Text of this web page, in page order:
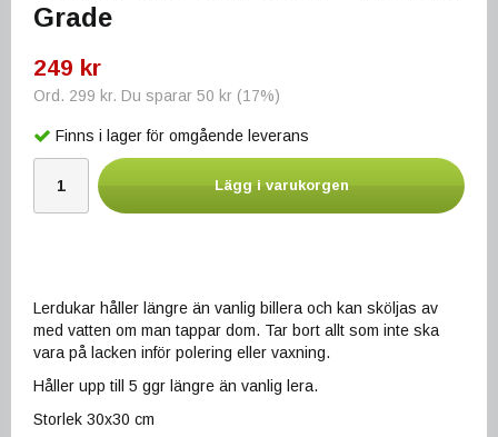
Grade
249 kr
Ord. 299 kr. Du sparar 50 kr (17%)
Finns i lager för omgående leverans
Lägg i varukorgen
Lerdukar håller längre än vanlig billera och kan sköljas av
med vatten om man tappar dom. Tar bort allt som inte ska
vara på lacken inför polering eller vaxning.
Håller upp till 5 ggr längre än vanlig lera.
Storlek 30x30 cm